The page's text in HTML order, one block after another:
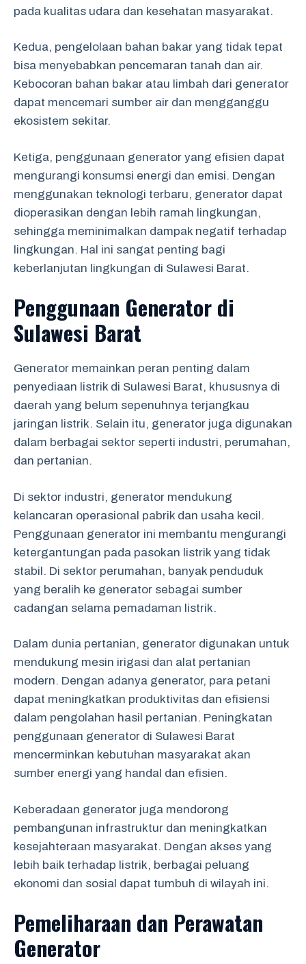
pada kualitas udara dan kesehatan masyarakat.
Kedua, pengelolaan bahan bakar yang tidak tepat
bisa menyebabkan pencemaran tanah dan air.
Kebocoran bahan bakar atau limbah dari generator
dapat mencemari sumber air dan mengganggu
ekosistem sekitar.
Ketiga, penggunaan generator yang efisien dapat
mengurangi konsumsi energi dan emisi. Dengan
menggunakan teknologi terbaru, generator dapat
dioperasikan dengan lebih ramah lingkungan,
sehingga meminimalkan dampak negatif terhadap
lingkungan. Hal ini sangat penting bagi
keberlanjutan lingkungan di Sulawesi Barat.
Penggunaan Generator di
Sulawesi Barat
Generator memainkan peran penting dalam
penyediaan listrik di Sulawesi Barat, khususnya di
daerah yang belum sepenuhnya terjangkau
jaringan listrik. Selain itu, generator juga digunakan
dalam berbagai sektor seperti industri, perumahan,
dan pertanian.
Di sektor industri, generator mendukung
kelancaran operasional pabrik dan usaha kecil.
Penggunaan generator ini membantu mengurangi
ketergantungan pada pasokan listrik yang tidak
stabil. Di sektor perumahan, banyak penduduk
yang beralih ke generator sebagai sumber
cadangan selama pemadaman listrik.
Dalam dunia pertanian, generator digunakan untuk
mendukung mesin irigasi dan alat pertanian
modern. Dengan adanya generator, para petani
dapat meningkatkan produktivitas dan efisiensi
dalam pengolahan hasil pertanian. Peningkatan
penggunaan generator di Sulawesi Barat
mencerminkan kebutuhan masyarakat akan
sumber energi yang handal dan efisien.
Keberadaan generator juga mendorong
pembangunan infrastruktur dan meningkatkan
kesejahteraan masyarakat. Dengan akses yang
lebih baik terhadap listrik, berbagai peluang
ekonomi dan sosial dapat tumbuh di wilayah ini.
Pemeliharaan dan Perawatan
Generator